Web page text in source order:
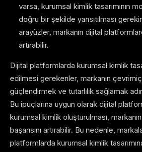
varsa, kurumsal kimlik tasarımının
doğru bir şekilde yansıtılması
arayüzler, markanın dijital
artırabilir.
Dijital platformlarda kurumsal kimlik
edilmesi gerekenler, markanın çevrimiçi
güçlendirmek ve tutarlılık sağlamak
Bu ipuçlarına uygun olarak dijital
kurumsal kimlik oluşturulması,
başarısını artırabilir. Bu nedenle,
platformlarda kurumsal kimlik